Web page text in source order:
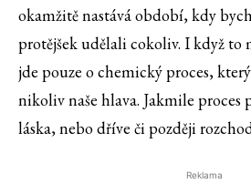
okamžitě nastává období, kdy
protějšek udělali cokoliv. I když to
jde pouze o chemický proces,
nikoliv naše hlava. Jakmile proces
láska, nebo dříve či později
Reklama